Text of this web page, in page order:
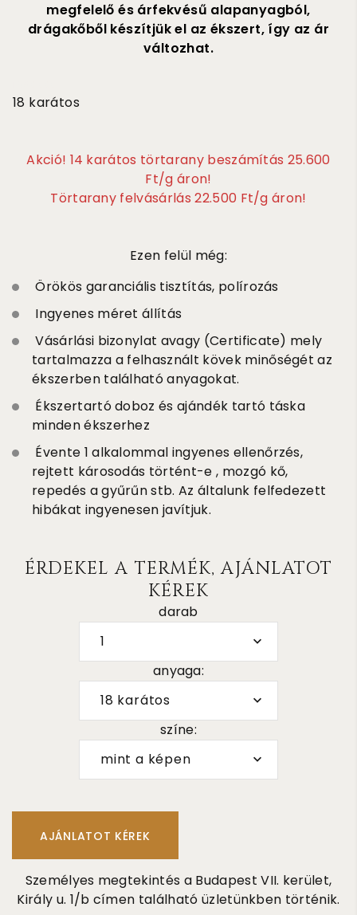
megfelelő és árfekvésű alapanyagból,
drágakőből készítjük el az ékszert, így az ár
változhat.
18 karátos
Akció! 14 karátos törtarany beszámítás 25.600
Ft/g áron!
Törtarany felvásárlás 22.500 Ft/g áron!
Ezen felül még:
Örökös garanciális tisztítás, polírozás
Ingyenes méret állítás
Vásárlási bizonylat avagy (Certificate) mely
tartalmazza a felhasznált kövek minőségét az
ékszerben található anyagokat.
Ékszertartó doboz és ajándék tartó táska
minden ékszerhez
Évente 1 alkalommal ingyenes ellenőrzés,
rejtett károsodás történt-e , mozgó kő,
repedés a gyűrűn stb. Az általunk felfedezett
hibákat ingyenesen javítjuk.
ÉRDEKEL A TERMÉK, AJÁNLATOT
KÉREK
darab
1
anyaga:
18 karátos
színe:
mint a képen
Személyes megtekintés a Budapest VII. kerület,
Király u. 1/b címen található üzletünkben történik.